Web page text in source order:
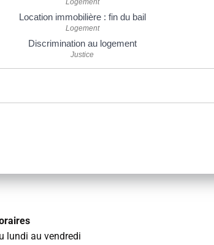
Logement
Location immobilière : fin du bail
Logement
Discrimination au logement
Justice
lundi au vendredi